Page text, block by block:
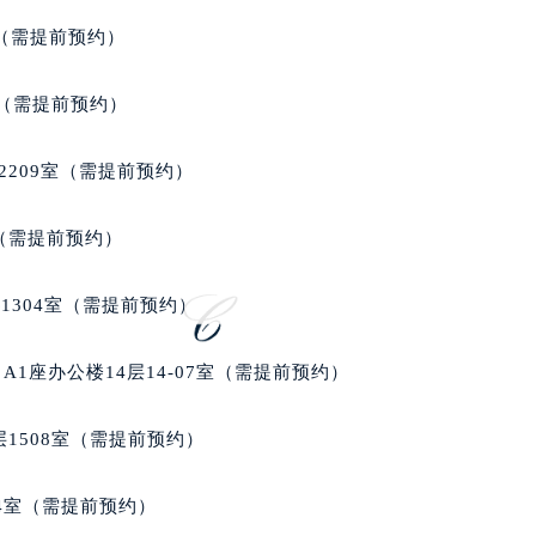
B座13层07室（需提前预约）
层1707室（需提前预约）
楼2002室（需提前预约）
写字楼21层2102室（需提前预约）
务中心（需提前预约）
心（需提前预约）
心（需提前预约）
中心（需提前预约）
提前预约）
提前预约）
室（需提前预约）
提前预约）
室（需提前预约）
座办公楼14层14-07室（需提前预约）
室（需提前预约）
（需提前预约）